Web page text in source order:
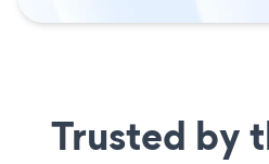
Trusted by